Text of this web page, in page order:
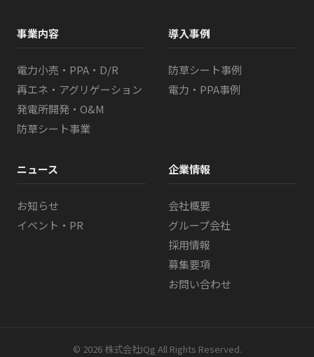
事業内容
電力小売・PPA・D/R
再エネ・アグリゲーション
発電所開発・O&M
防草シート事業
導入事例
防草シート事例
電力・PPA事例
ニュース
お知らせ
イベント・PR
企業情報
会社概要
グループ会社
採用情報
募集要項
お問い合わせ
© 2026 株式会社IQg All Rights Reserved.